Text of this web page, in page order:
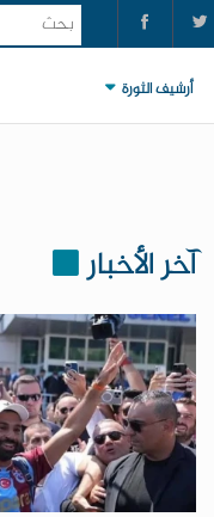
أرشيف الثورة
آخر الأخبار